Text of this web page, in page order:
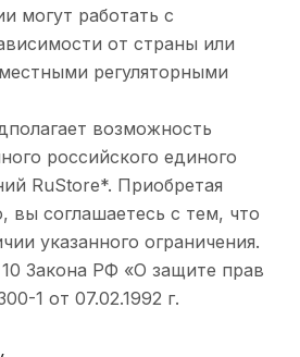
могут работать с
от страны или
регуляторными
возможность
российского единого
RuStore*. Приобретая
вы соглашаетесь с тем, что
указанного ограничения.
Закона РФ «О защите прав
1 от 07.02.1992 г.